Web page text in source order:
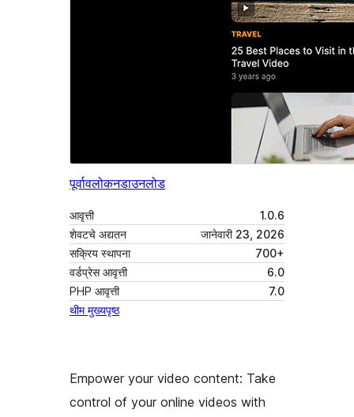
पूर्वावलोकनडाउनलोड
आवृत्ती
1.0.6
शेवटचे अद्यतन
जानेवारी 23, 2026
सक्रिय स्थापना
700+
वर्डप्रेस आवृत्ती
6.0
PHP आवृत्ती
7.0
थीम मुख्यपृष्ठ
Empower your video content: Take
control of your online videos with